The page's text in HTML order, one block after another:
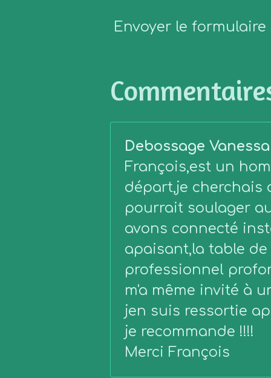
Envoyer le formulaire
Debossage Vanessa
François,est un
départ,je cherchais
pourrait soulager
avons connecté
apaisant,la table
professionnel
m'a même invité à
jen suis ressortie
je recommande !!!!
Merci François